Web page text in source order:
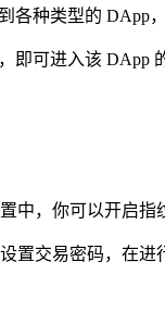
各种类型的 DApp
即可进入该 DApp
置中，你可以开启
置交易密码，在